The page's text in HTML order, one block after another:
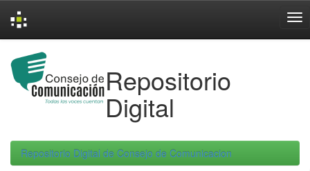
navigation
Repositorio
Digital
Repositorio Digital de Consejo de Comunicacion